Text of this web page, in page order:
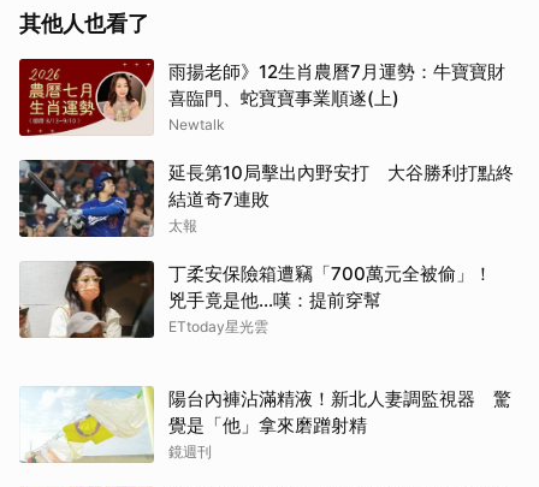
其他人也看了
雨揚老師》12生肖農曆7月運勢：牛寶寶財
喜臨門、蛇寶寶事業順遂(上)
Newtalk
延長第10局擊出內野安打 大谷勝利打點終
結道奇7連敗
太報
丁柔安保險箱遭竊「700萬元全被偷」！
兇手竟是他...嘆：提前穿幫
ETtoday星光雲
陽台內褲沾滿精液！新北人妻調監視器 驚
覺是「他」拿來磨蹭射精
鏡週刊